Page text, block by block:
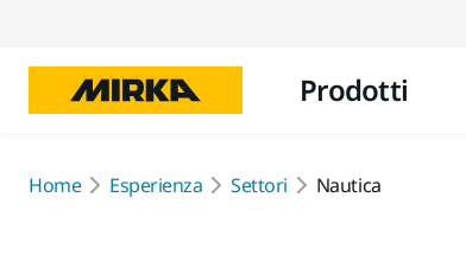
Prodotti
Home Esperienza Settori Nautica